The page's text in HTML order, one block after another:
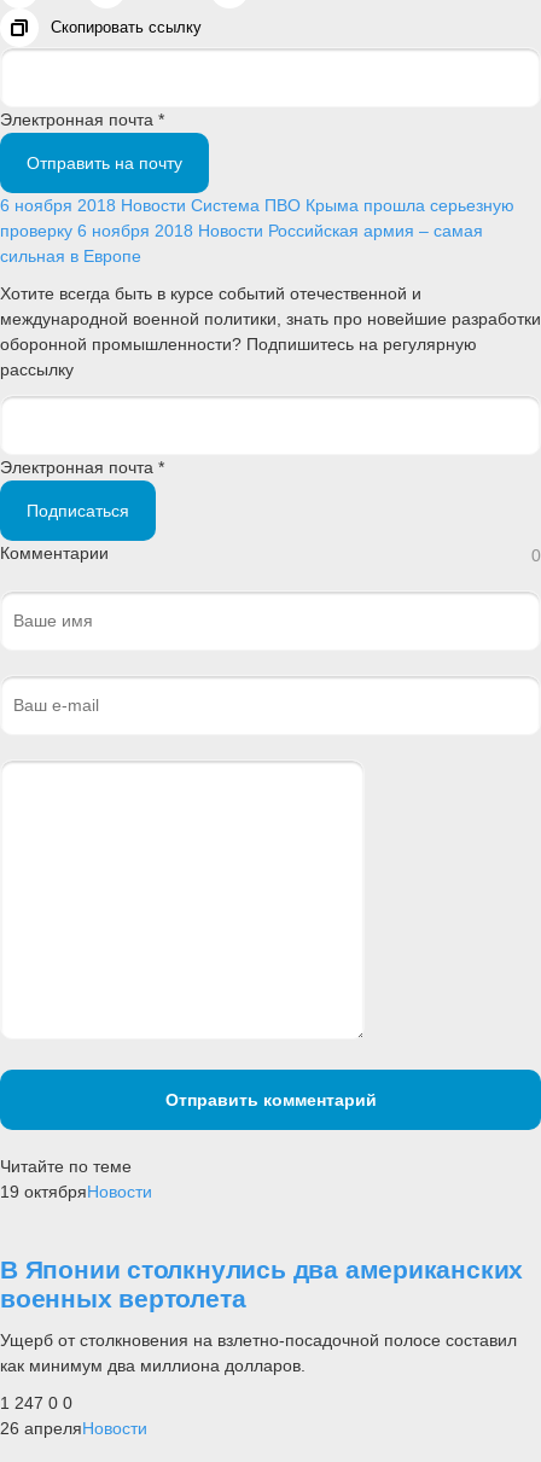
Скопировать ссылку
Электронная почта *
Отправить на почту
6 ноября 2018 Новости Система ПВО Крыма прошла серьезную
проверку 6 ноября 2018 Новости Российская армия – самая
сильная в Европе
Хотите всегда быть в курсе событий отечественной и
международной военной политики, знать про новейшие разработки
оборонной промышленности? Подпишитесь на регулярную
рассылку
Электронная почта *
Подписаться
Комментарии 0
Отправить комментарий
Читайте по теме
19 октябряНовости
В Японии столкнулись два американских
военных вертолета
Ущерб от столкновения на взлетно-посадочной полосе составил
как минимум два миллиона долларов.
1 247 0 0
26 апреляНовости